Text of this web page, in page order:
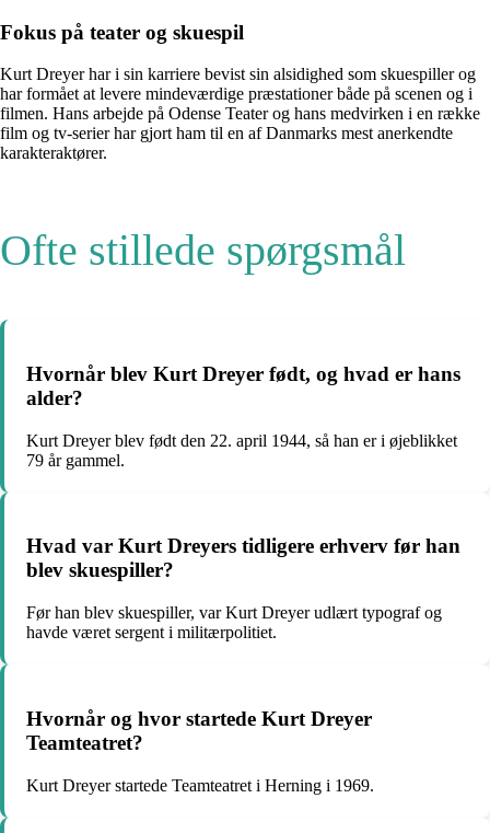
Fokus på teater og skuespil
Kurt Dreyer har i sin karriere bevist sin alsidighed som skuespiller og
har formået at levere mindeværdige præstationer både på scenen og i
filmen. Hans arbejde på Odense Teater og hans medvirken i en række
film og tv-serier har gjort ham til en af ​​Danmarks mest anerkendte
karakteraktører.
Ofte stillede spørgsmål
Hvornår blev Kurt Dreyer født, og hvad er hans
alder?
Kurt Dreyer blev født den 22. april 1944, så han er i øjeblikket
79 år gammel.
Hvad var Kurt Dreyers tidligere erhverv før han
blev skuespiller?
Før han blev skuespiller, var Kurt Dreyer udlært typograf og
havde været sergent i militærpolitiet.
Hvornår og hvor startede Kurt Dreyer
Teamteatret?
Kurt Dreyer startede Teamteatret i Herning i 1969.